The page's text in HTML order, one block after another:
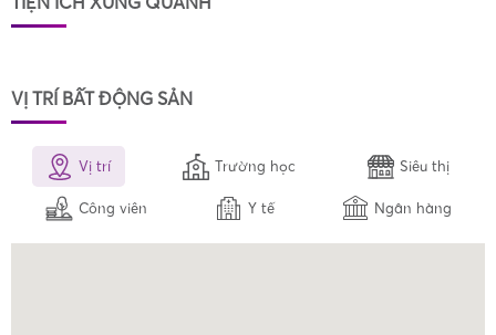
VỊ TRÍ BẤT ĐỘNG SẢN
Vị trí Trường học Siêu thị
Công viên Y tế Ngân hàng